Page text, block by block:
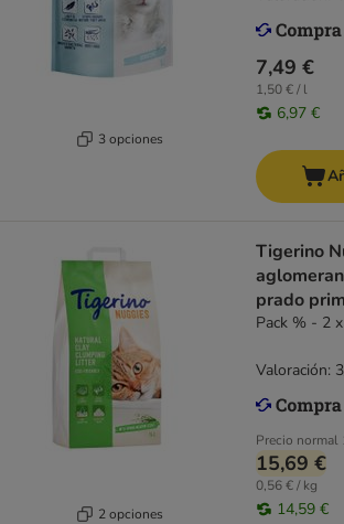
3 opciones
7,49 €
1,50 € / l
6,97 €
2 opciones
Tigerino
prado
Pack % - 2
Precio normal
15,69 €
0,56 € / kg
14,59 €
Valoración: